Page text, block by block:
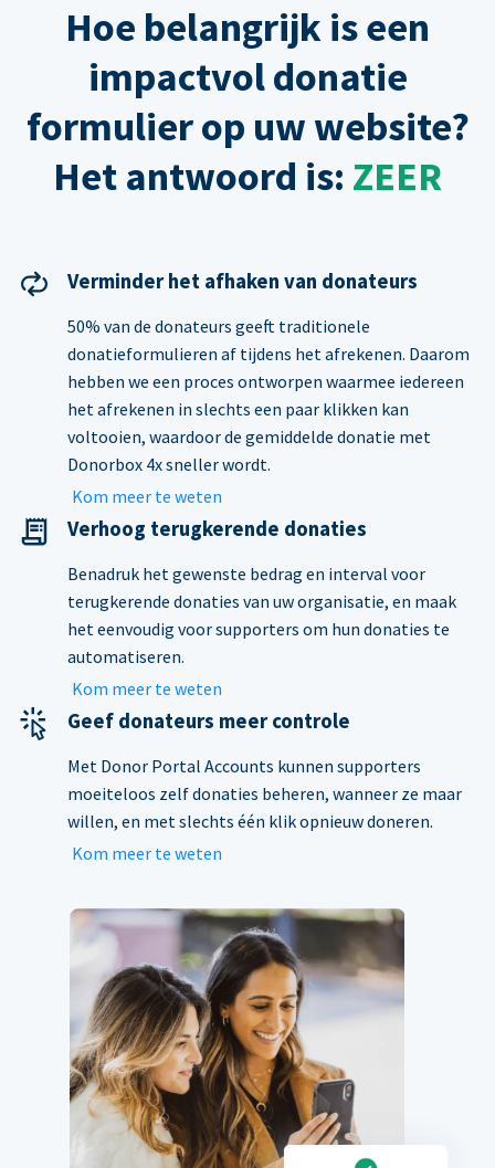
Hoe belangrijk is een
impactvol donatie
formulier op uw website?
Het antwoord is: ZEER
Verminder het afhaken van donateurs
50% van de donateurs geeft traditionele
donatieformulieren af tijdens het afrekenen. Daarom
hebben we een proces ontworpen waarmee iedereen
het afrekenen in slechts een paar klikken kan
voltooien, waardoor de gemiddelde donatie met
Donorbox 4x sneller wordt.
Kom meer te weten
Verhoog terugkerende donaties
Benadruk het gewenste bedrag en interval voor
terugkerende donaties van uw organisatie, en maak
het eenvoudig voor supporters om hun donaties te
automatiseren.
Kom meer te weten
Geef donateurs meer controle
Met Donor Portal Accounts kunnen supporters
moeiteloos zelf donaties beheren, wanneer ze maar
willen, en met slechts één klik opnieuw doneren.
Kom meer te weten